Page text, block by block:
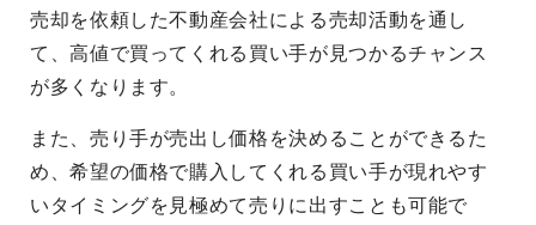
売却を依頼した不動産会社による売却活動を通し
て、高値で買ってくれる買い手が見つかるチャンス
が多くなります。
また、売り手が売出し価格を決めることができるた
め、希望の価格で購入してくれる買い手が現れやす
いタイミングを見極めて売りに出すことも可能で